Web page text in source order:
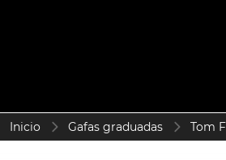
Inicio Gafas graduadas Tom